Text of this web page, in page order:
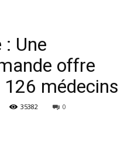
Une
offre
médecins
35382 0